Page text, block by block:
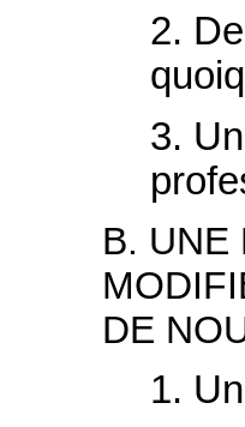
2.
3.
B. UNE
DE
1.